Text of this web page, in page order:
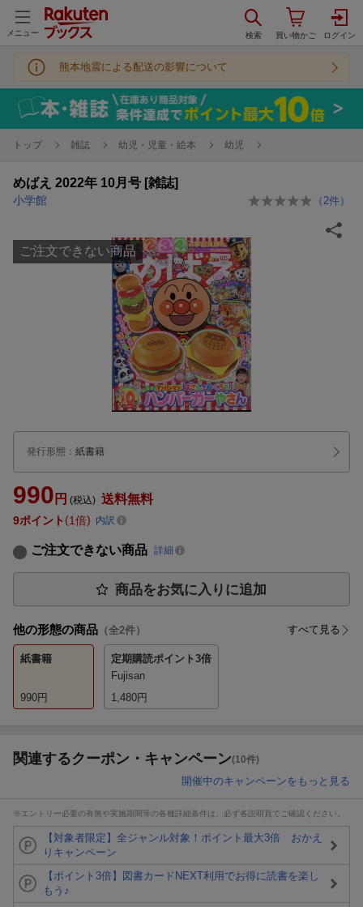
メニュー
熊本地震による配送の影響について
トップ 雑誌 幼児・児童・絵本 幼児
めばえ 2022年 10月号 [雑誌]
小学館 （ 2件）
ご注文できない商品
発行形態 ： 紙書籍
990 円 (税込) 送料無料
9ポイント 1倍 内訳
ご注文できない商品 詳細
商品をお気に入りに追加
他の形態の商品 （全2件） すべて見る
紙書籍
990円
定期購読ポイント3倍
Fujisan
1,480円
関連するクーポン・キャンペーン(10件)
開催中のキャンペーンをもっと見る
※エントリー必要の有無や実施期間等の各種詳細条件は、必ず各説明頁でご確認ください。
【対象者限定】全ジャンル対象！ポイント最大3倍 おかえ
りキャンペーン
【ポイント3倍】図書カードNEXT利用でお得に読書を楽し
もう♪